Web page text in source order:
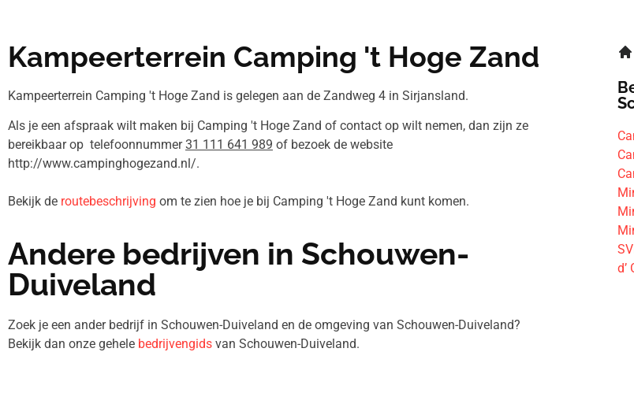
Kampeerterrein Camping 't Hoge Zand
Kampeerterrein Camping 't Hoge Zand is gelegen aan de Zandweg 4 in Sirjansland.
Als je een afspraak wilt maken bij Camping 't Hoge Zand of contact op wilt nemen, dan zijn ze
bereikbaar op telefoonnummer31 111 641 989 of bezoek de website
http://www.campinghogezand.nl/.
Bekijk de routebeschrijving om te zien hoe je bij Camping 't Hoge Zand kunt komen.
Andere bedrijven in Schouwen-
Duiveland
Zoek je een ander bedrijf in Schouwen-Duiveland en de omgeving van Schouwen-Duiveland?
Bekijk dan onze gehele bedrijvengids van Schouwen-Duiveland.
d’